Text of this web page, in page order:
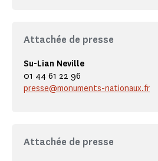
Attachée de presse
Su-Lian Neville
01 44 61 22 96
presse@monuments-nationaux.fr
Attachée de presse